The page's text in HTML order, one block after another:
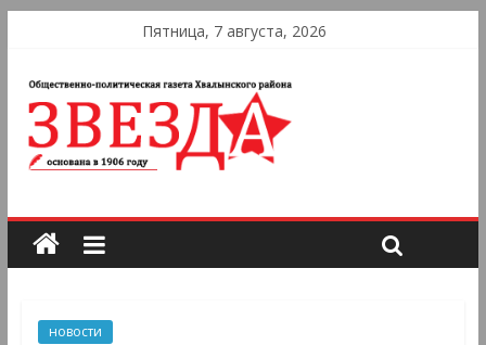
Пятница, 7 августа, 2026
новости